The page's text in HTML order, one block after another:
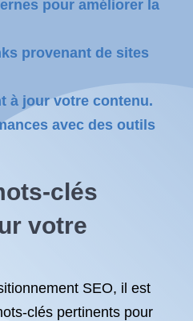
pour améliorer la
provenant de sites
à jour votre contenu.
avec des outils
clés
votre
SEO, il est
clés pertinents pour